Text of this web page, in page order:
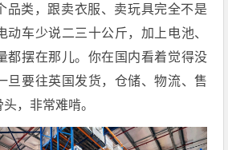
品类，跟卖衣服、卖玩具完全不是
动车少说二三十公斤，加上电池、
都摆在那儿。你在国内看着觉得没
旦要往英国发货，仓储、物流、售
，非常难啃。